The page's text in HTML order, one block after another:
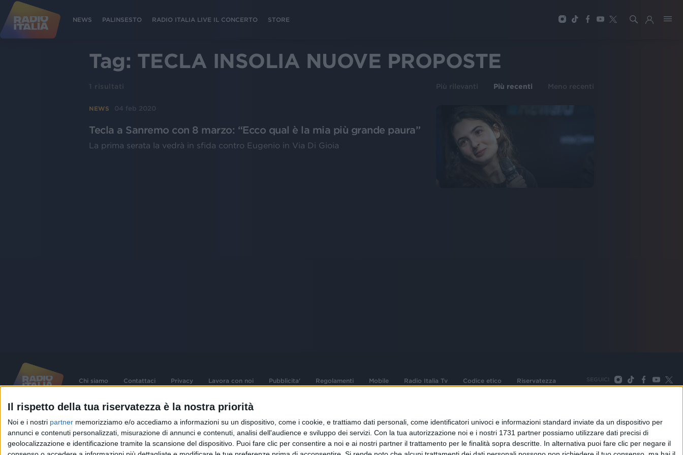
Il rispetto della tua riservatezza è la nostra priorità
Noi e i nostri partner memorizziamo e/o accediamo a informazioni su un dispositivo, come i cookie, e trattiamo dati personali, come identificatori univoci e informazioni standard inviate da un dispositivo per
annunci e contenuti personalizzati, misurazione di annunci e contenuti, analisi dell'audience e sviluppo dei servizi. Con la tua autorizzazione noi e i nostri 1731 partner possiamo utilizzare dati precisi di
geolocalizzazione e identificazione tramite la scansione del dispositivo. Puoi fare clic per consentire a noi e ai nostri partner il trattamento per le finalità sopra descritte. In alternativa puoi fare clic per negare il
NEWS PALINSESTO RADIO ITALIA LIVE IL CONCERTO STORE
Tag: TECLA INSOLIA NUOVE PROPOSTE
1 risultati Più rilevanti Più recenti Meno recenti
NEWS 04 feb 2020
Tecla a Sanremo con 8 marzo: “Ecco qual è la mia più grande paura”
La prima serata la vedrà in sfida contro Eugenio in Via Di Gioia
Chi siamo Contattaci Privacy Lavora con noi Pubblicita' Regolamenti Mobile Radio Italia Tv Codice etico Riservatezza SEGUICI
©2026RADIO ITALIA S.p.A. P.IVA 06832230152 | Tutti i diritti riservati. Per le opere dell'ingegno
contenute nel sito sono stati assolti gli obblighi derivanti dalla normativa dei diritti d'autore e dei diritti
connessi.
Capitale Sociale € 580.000,00 interamente versato. Iscr. Reg. Imprese Milano - C.F. e n° iscrizione
Sede Amministrativa: Viale Europa 49, 20093 Cologno Monzese (Mi) |Tel. +39 02 254441 | Fax +39
02 25444220
Sede Legale: Via Savona 97, 20144 Milano
TORNA SU